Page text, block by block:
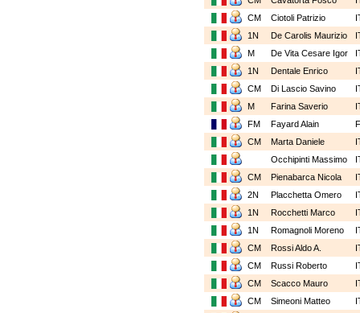
CM
Ciotoli Patrizio
1N
De Carolis Maurizio
M
De Vita Cesare Igor
1N
Dentale Enrico
CM
Di Lascio Savino
M
Farina Saverio
FM
Fayard Alain
CM
Marta Daniele
Occhipinti Massimo
CM
Pienabarca Nicola
2N
Placchetta Omero
1N
Rocchetti Marco
1N
Romagnoli Moreno
CM
Rossi Aldo A.
CM
Russi Roberto
CM
Scacco Mauro
CM
Simeoni Matteo